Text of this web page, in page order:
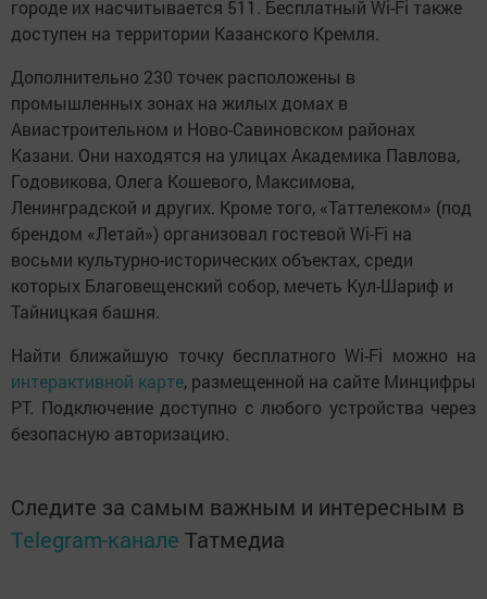
городе их насчитывается 511. Бесплатный Wi-Fi также
доступен на территории Казанского Кремля.
Дополнительно 230 точек расположены в
промышленных зонах на жилых домах в
Авиастроительном и Ново-Савиновском районах
Казани. Они находятся на улицах Академика Павлова,
Годовикова, Олега Кошевого, Максимова,
Ленинградской и других. Кроме того, «Таттелеком» (под
брендом «Летай») организовал гостевой Wi-Fi на
восьми культурно-исторических объектах, среди
которых Благовещенский собор, мечеть Кул-Шариф и
Тайницкая башня.
Найти ближайшую точку бесплатного Wi-Fi можно на
интерактивной карте, размещенной на сайте Минцифры
РТ. Подключение доступно с любого устройства через
безопасную авторизацию.
Следите за самым важным и интересным в
Telegram-канале Татмедиа